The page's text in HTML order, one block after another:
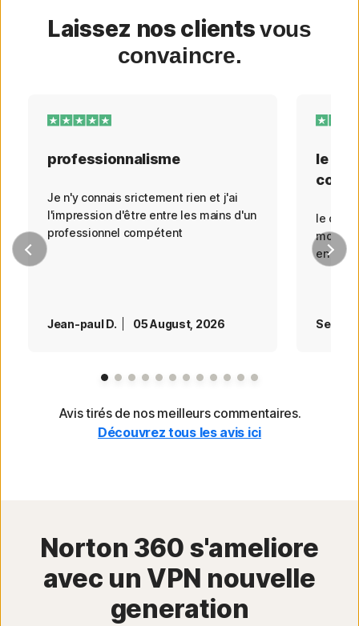
Laissez nos clientsvous
convaincre.
professionnalisme
Je n'y connais srictement rien et j'ai
l'impression d'être entre les mains d'un
professionnel compétent
Jean-paul D. 05 August, 2026
le
le
moins
en
Serge
Page 1 Page 2 Page 3 Page 4 Page 5 Page 6 Page 7 Page 8 Page 9 Page 10Page 11 Page 12
Avis tirés de nos meilleurs commentaires.
Découvrez tous les avis ici
Norton 360 s'ameliore
avec un VPN nouvelle
generation